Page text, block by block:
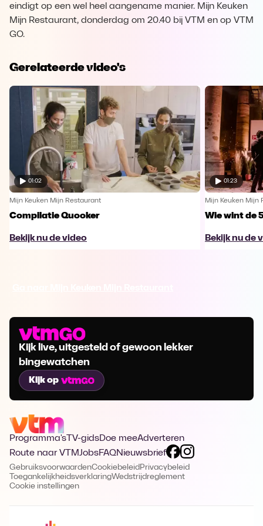
eindigt op een wel heel aangename manier. Mijn Keuken
Mijn Restaurant, donderdag om 20.40 bij VTM en op VTM
GO.
Gerelateerde video's
01:02
Mijn Keuken Mijn Restaurant
Compilatie Quooker
Bekijk nu de video
01:23
Mijn Keuken Mijn
Wie wint de
Bekijk nu de
Kijk live, uitgesteld of gewoon lekker
bingewatchen
Kijk op
Programma's TV-gidsDoe meeAdverteren
Route naar VTMJobsFAQNieuwsbrief
GebruiksvoorwaardenCookiebeleid Privacybeleid
ToegankelijkheidsverklaringWedstrijdreglement
Cookie instellingen